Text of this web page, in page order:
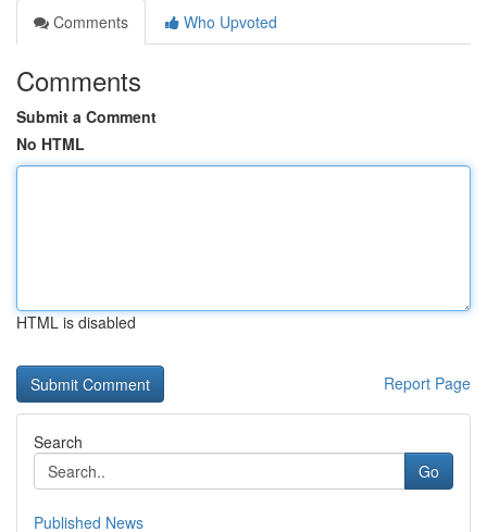
Comments
Who Upvoted
Comments
Submit a Comment
No HTML
HTML is disabled
Report Page
Search
Go
Published News